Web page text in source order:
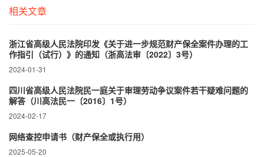
相关文章
浙江省高级人民法院印发《关于进一步规范财产保全案件办理的工
作指引（试行）》的通知（浙高法审〔2022〕3号）
2024-01-31
四川省高级人民法院民一庭关于审理劳动争议案件若干疑难问题的
解答（川高法民一〔2016〕1号）
2024-02-17
网络查控申请书（财产保全或执行用）
2025-05-20